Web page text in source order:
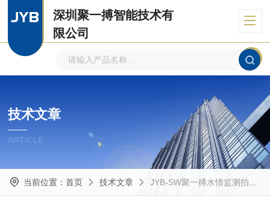
深圳聚一搏智能技术有
限公司
技术文章
ARTICLE
当前位置： 首页 技术文章 JYB-SW聚一搏水情监测拍照系统建设方案比选分析